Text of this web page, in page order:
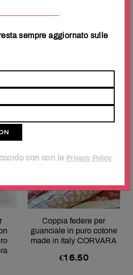
Coppia federe per
guanciale in puro cotone
made in Italy CORVARA
€16.50
sempre aggiornato sulle
con con le Privacy Policy